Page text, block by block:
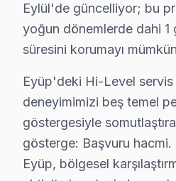
Hi-Level servisimizde en
bu cihaz Servis
marka kalitesi ilkeleri
Hi-Level akıllı TV Onarım
1. Müşteri bildirir, servis
2. Termal kamera,
3. Arıza kaynağı tespit
4. Yazılı fiyat teklifi
Eylül'de güncelliyor; bu
yoğun dönemlerde dahi 1
süresini korumayı mümkün
Eyüp'deki Hi-Level servis
deneyimimizi beş temel
göstergesiyle
gösterge: Başvuru hacmi.
Eyüp, bölgesel